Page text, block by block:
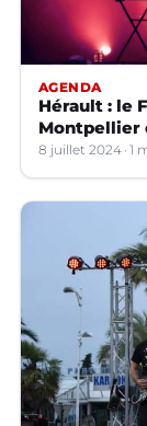
AGENDA
Hérault : le
Montpellier
8 juillet 2024 1